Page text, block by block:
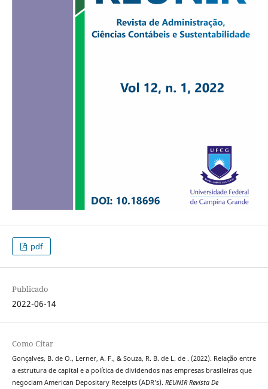
pdf
Publicado
2022-06-14
Como Citar
Gonçalves, B. de O., Lerner, A. F., & Souza, R. B. de L. de . (2022). Relação entre
a estrutura de capital e a política de dividendos nas empresas brasileiras que
negociam American Depositary Receipts (ADR’s). REUNIR Revista De